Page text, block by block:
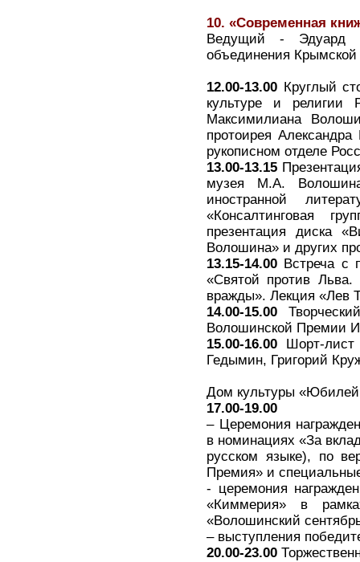
10. «Современная
Ведущий - Эдуард
объединения
12.00-13.00 Круглый
культуре и
Максимилиана
протоирея
рукописном отделе
13.00-13.15
музея М.А.
иностранной
«Консалтинговая
презентация диска
Волошина» и других
13.15-14.00 Встреча с
«Святой против
вражды». Лекция «Лев
14.00-15.00
Волошинской Премии
15.00-16.00 Шорт-
Гедымин, Григорий
Дом культуры
17.00-19.00
– Церемония
в номинациях «За
русском языке), по
Премия» и
- церемония
«Киммерия» в
«Волошинский
– выступления
20.00-23.00